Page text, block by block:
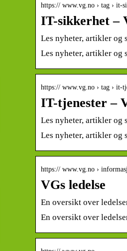
https:// www.vg.no › tag › it-
IT-sikkerhet –
Les nyheter, artikler og
Les nyheter, artikler og
https:// www.vg.no › tag › it-
IT-tjenester –
Les nyheter, artikler og
Les nyheter, artikler og
https:// www.vg.no ›
VGs ledelse
En oversikt over
En oversikt over